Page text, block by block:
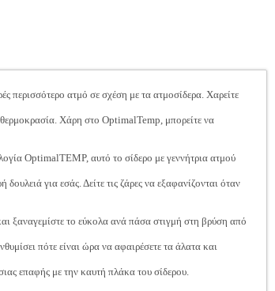
περισσότερο ατμό σε σχέση με τα ατμοσίδερα. Χαρείτε
θερμοκρασία. Χάρη στο OptimalTemp, μπορείτε να
OptimalTEMP, αυτό το σίδερο με γεννήτρια ατμού
για εσάς. Δείτε τις ζάρες να εξαφανίζονται όταν
ξαναγεμίστε το εύκολα ανά πάσα στιγμή στη βρύση από
πότε είναι ώρα να αφαιρέσετε τα άλατα και
επαφής με την καυτή πλάκα του σίδερου.